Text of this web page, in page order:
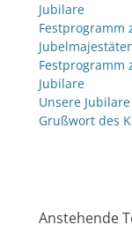
Jubilare
Festprogramm
Festprogramm
Jubilare
Unsere
Grußwort des
Anstehende